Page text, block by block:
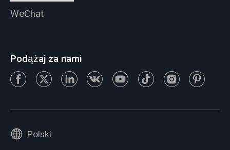
WeChat
Podążaj za nami
Polski